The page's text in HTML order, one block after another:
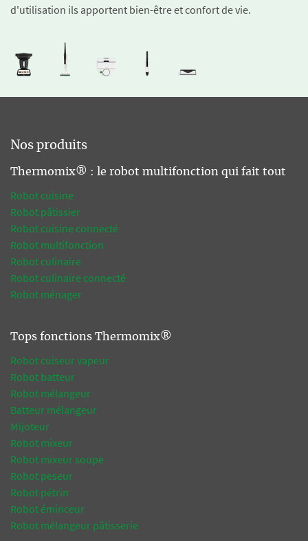
d'utilisation ils apportent bien-être et confort de vie.
Nos produits
Thermomix® : le robot multifonction qui fait tout
Robot cuisine
Robot pâtissier
Robot cuisine connecté
Robot multifonction
Robot culinaire
Robot culinaire connecté
Robot ménager
Tops fonctions Thermomix®
Robot cuiseur vapeur
Robot batteur
Robot mélangeur
Batteur mélangeur
Mijoteur
Robot mixeur
Robot mixeur soupe
Robot peseur
Robot pétrin
Robot éminceur
Robot mélangeur pâtisserie